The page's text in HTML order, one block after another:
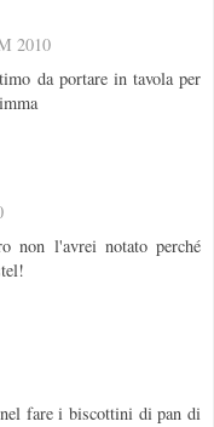
2010
da portare in tavola per
non l'avrei notato perché
fare i biscottini di pan di